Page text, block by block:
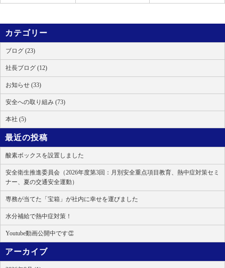
カテゴリー
ブログ (23)
社長ブログ (12)
お知らせ (33)
安全への取り組み (73)
本社 (5)
最近の投稿
酸素ボックスを設置しました
安全衛生推進委員会（2026年度第3回：月別安全重点項目教育、熱中症対策セミ
ナー、夏の交通安全運動）
専務が当てた「宝箱」が社内に幸せを運びました
水分補給で熱中症対策！
Youtube動画公開中です👏
アーカイブ